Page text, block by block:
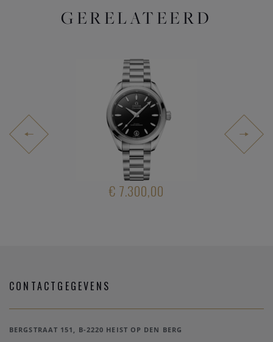
GERELATEERD
€ 7.300,00
CONTACTGEGEVENS
BERGSTRAAT 151, B-2220 HEIST OP DEN BERG